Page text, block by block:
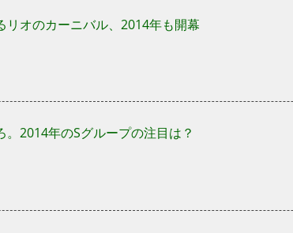
リオのカーニバル、2014年も開幕
。2014年のSグループの注目は？